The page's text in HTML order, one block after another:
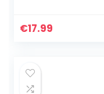
control I slimme…
€17.99